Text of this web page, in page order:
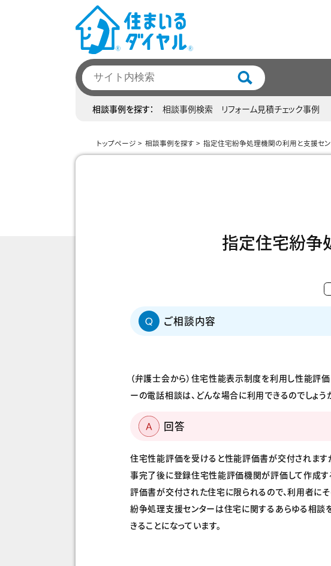
相談事例を探す 相談事例検索 リフォーム見積チェック事例
トップページ 相談事例を探す 指定住宅紛争処理機関の利用と支援セ
指定住宅紛争
ご相談内容
（弁護士会から）住宅性能表示制度を利用し性能評
ーの電話相談は、どんな場合に利用できるのでしょう
回答
住宅性能評価を受けると性能評価書が交付されま
事完了後に登録住宅性能評価機関が評価して作成
評価書が交付された住宅に限られるので、利用者に
紛争処理支援センターは住宅に関するあらゆる相談
きることになっています。